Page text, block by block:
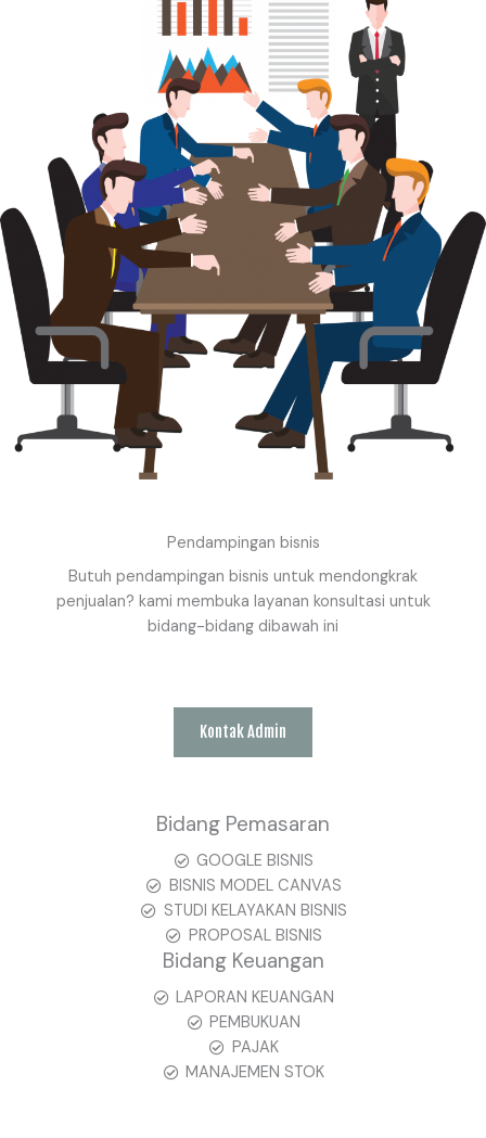
Pendampingan bisnis
Butuh pendampingan bisnis untuk mendongkrak
penjualan? kami membuka layanan konsultasi untuk
bidang-bidang dibawah ini
Kontak Admin
Bidang Pemasaran
GOOGLE BISNIS
BISNIS MODEL CANVAS
STUDI KELAYAKAN BISNIS
PROPOSAL BISNIS
Bidang Keuangan
LAPORAN KEUANGAN
PEMBUKUAN
PAJAK
MANAJEMEN STOK